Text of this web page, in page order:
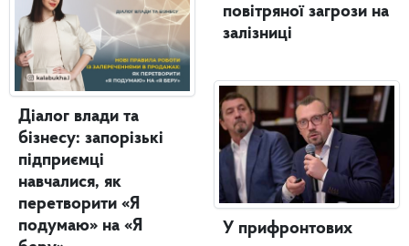
Діалог влади та
бізнесу: запорізькі
підприємці
навчалися, як
перетворити «Я
подумаю» на «Я
повітряної загрози на
залізниці
У прифронтових